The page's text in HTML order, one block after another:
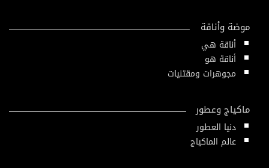
موضة وأناقة
أناقة هي
أناقة هو
مجوهرات ومقتنيات
ماكياج وعطور
دنيا العطور
عالم الماكياج